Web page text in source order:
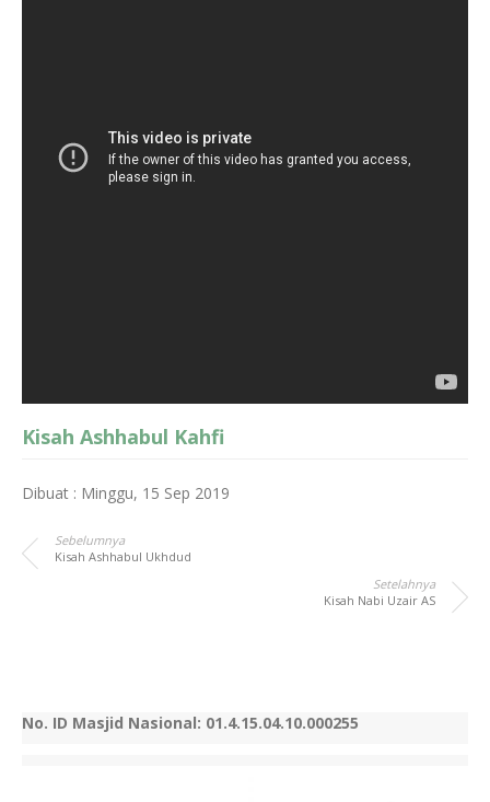
Kisah Ashhabul Kahfi
Dibuat : Minggu, 15 Sep 2019
Sebelumnya
Kisah Ashhabul Ukhdud
Setelahnya
Kisah Nabi Uzair AS
No. ID Masjid Nasional: 01.4.15.04.10.000255